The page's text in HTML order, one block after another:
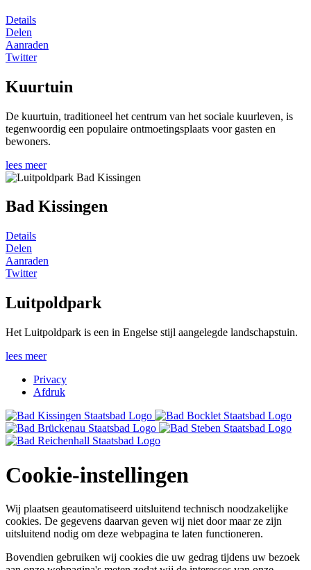
Details
Delen
Aanraden
Twitter
Kuurtuin
De kuurtuin, traditioneel het centrum van het sociale kuurleven, is
tegenwoordig een populaire ontmoetingsplaats voor gasten en
bewoners.
lees meer
Bad Kissingen
Details
Delen
Aanraden
Twitter
Luitpoldpark
Het Luitpoldpark is een in Engelse stijl aangelegde landschapstuin.
lees meer
Privacy
Afdruk
Cookie-instellingen
Wij plaatsen geautomatiseerd uitsluitend technisch noodzakelijke
cookies. De gegevens daarvan geven wij niet door maar ze zijn
uitsluitend nodig om deze webpagina te laten functioneren.
Bovendien gebruiken wij cookies die uw gedrag tijdens uw bezoek